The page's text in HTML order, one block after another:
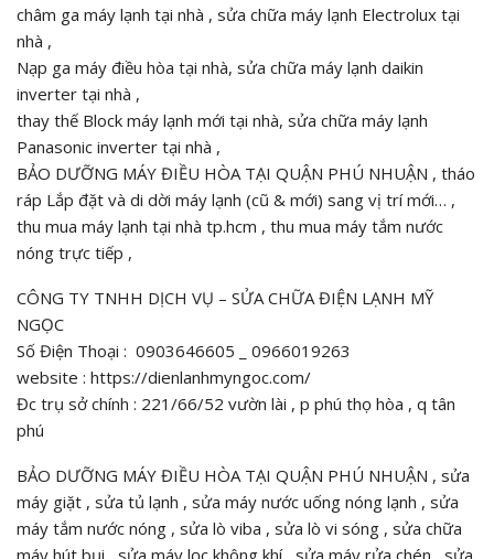
châm ga máy lạnh tại nhà , sửa chữa máy lạnh Electrolux tại
nhà ,
Nạp ga máy điều hòa tại nhà, sửa chữa máy lạnh daikin
inverter tại nhà ,
thay thế Block máy lạnh mới tại nhà, sửa chữa máy lạnh
Panasonic inverter tại nhà ,
BẢO DƯỠNG MÁY ĐIỀU HÒA TẠI QUẬN PHÚ NHUẬN , tháo
ráp Lắp đặt và di dời máy lạnh (cũ & mới) sang vị trí mới… ,
thu mua máy lạnh tại nhà tp.hcm , thu mua máy tắm nước
nóng trực tiếp ,
CÔNG TY TNHH DỊCH VỤ – SỬA CHỮA ĐIỆN LẠNH MỸ
NGỌC
Số Điện Thoại : 0903646605 _ 0966019263
website : https://dienlanhmyngoc.com/
Đc trụ sở chính : 221/66/52 vườn lài , p phú thọ hòa , q tân
phú
BẢO DƯỠNG MÁY ĐIỀU HÒA TẠI QUẬN PHÚ NHUẬN , sửa
máy giặt , sửa tủ lạnh , sửa máy nước uống nóng lạnh , sửa
máy tắm nước nóng , sửa lò viba , sửa lò vi sóng , sửa chữa
máy hút bụi , sửa máy lọc không khí , sửa máy rửa chén , sửa